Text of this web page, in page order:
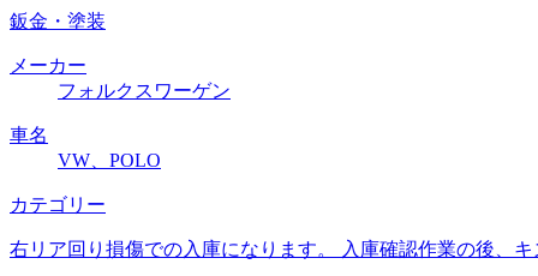
鈑金・塗装
メーカー
フォルクスワーゲン
車名
VW、POLO
カテゴリー
右リア回り損傷での入庫になります。 入庫確認作業の後、